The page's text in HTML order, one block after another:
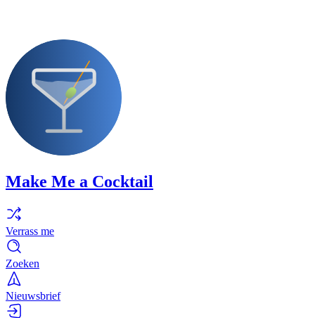
Make Me a Cocktail
Verrass me
Zoeken
Nieuwsbrief